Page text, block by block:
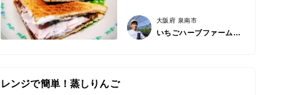
大阪府 泉南市
いちごハーブファーム泉南
レンジで簡単！蒸しりんご